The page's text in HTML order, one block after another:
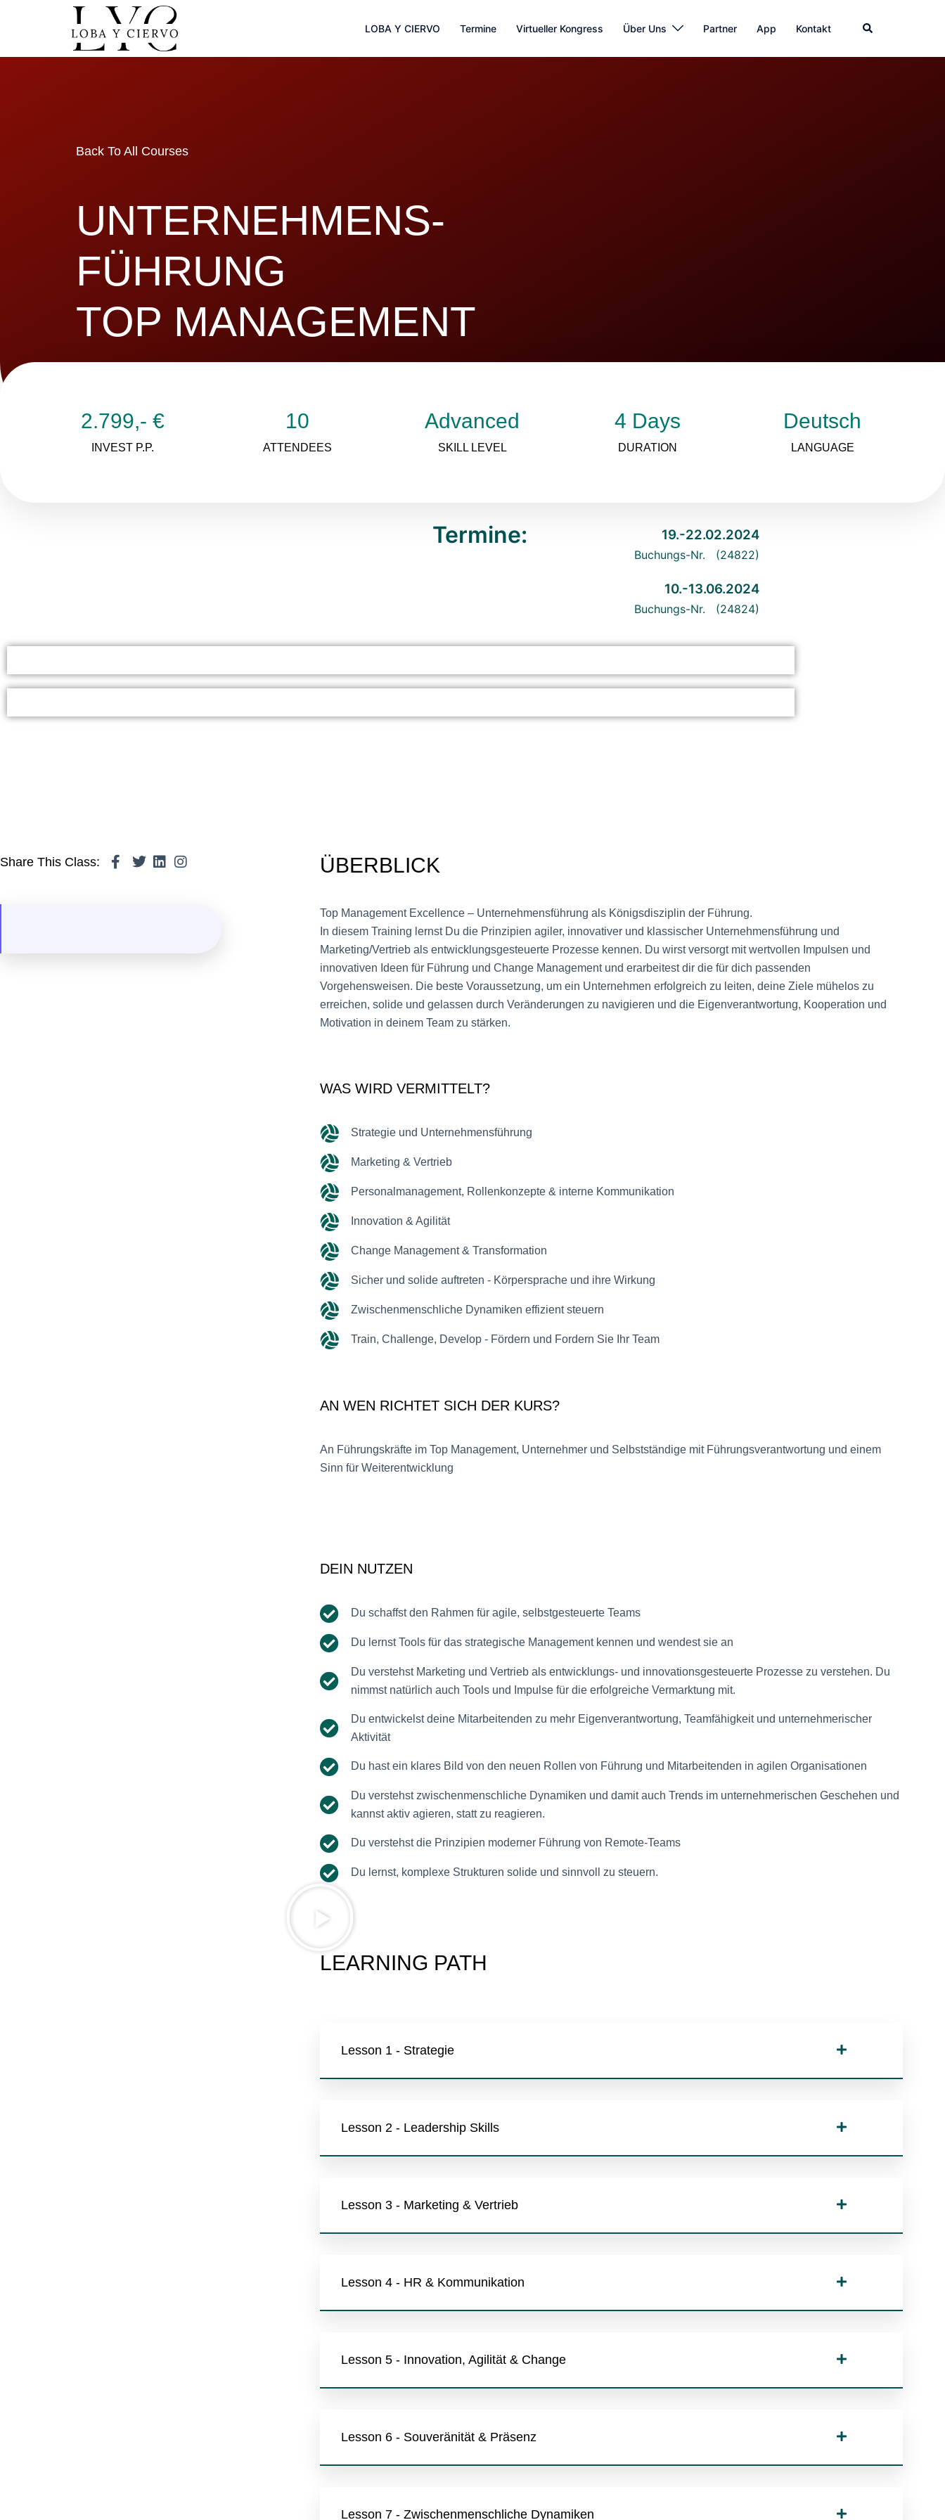
LOBA Y CIERVO Termine Virtueller Kongress Über Uns Partner App Kontakt
Back To All Courses
UNTERNEHMENS-
FÜHRUNG
TOP MANAGEMENT
2.799,- €
INVEST P.P.
10
ATTENDEES
Advanced
SKILL LEVEL
4 Days
DURATION
Deutsch
LANGUAGE
Termine: 19.-22.02.2024
Buchungs-Nr. (24822)
10.-13.06.2024
Buchungs-Nr. (24824)
Share This Class: ÜBERBLICK
Top Management Excellence – Unternehmensführung als Königsdisziplin der Führung.
In diesem Training lernst Du die Prinzipien agiler, innovativer und klassischer Unternehmensführung und
Marketing/Vertrieb als entwicklungsgesteuerte Prozesse kennen. Du wirst versorgt mit wertvollen Impulsen und
innovativen Ideen für Führung und Change Management und erarbeitest dir die für dich passenden
Vorgehensweisen. Die beste Voraussetzung, um ein Unternehmen erfolgreich zu leiten, deine Ziele mühelos zu
erreichen, solide und gelassen durch Veränderungen zu navigieren und die Eigenverantwortung, Kooperation und
Motivation in deinem Team zu stärken.
WAS WIRD VERMITTELT?
Strategie und Unternehmensführung
Marketing & Vertrieb
Personalmanagement, Rollenkonzepte & interne Kommunikation
Innovation & Agilität
Change Management & Transformation
Sicher und solide auftreten - Körpersprache und ihre Wirkung
Zwischenmenschliche Dynamiken effizient steuern
Train, Challenge, Develop - Fördern und Fordern Sie Ihr Team
AN WEN RICHTET SICH DER KURS?
An Führungskräfte im Top Management, Unternehmer und Selbstständige mit Führungsverantwortung und einem
Sinn für Weiterentwicklung
DEIN NUTZEN
Du schaffst den Rahmen für agile, selbstgesteuerte Teams
Du lernst Tools für das strategische Management kennen und wendest sie an
Du verstehst Marketing und Vertrieb als entwicklungs- und innovationsgesteuerte Prozesse zu verstehen. Du
nimmst natürlich auch Tools und Impulse für die erfolgreiche Vermarktung mit.
Du entwickelst deine Mitarbeitenden zu mehr Eigenverantwortung, Teamfähigkeit und unternehmerischer
Aktivität
Du hast ein klares Bild von den neuen Rollen von Führung und Mitarbeitenden in agilen Organisationen
Du verstehst zwischenmenschliche Dynamiken und damit auch Trends im unternehmerischen Geschehen und
kannst aktiv agieren, statt zu reagieren.
Du verstehst die Prinzipien moderner Führung von Remote-Teams
Du lernst, komplexe Strukturen solide und sinnvoll zu steuern.
LEARNING PATH
Lesson 1 - Strategie
Lesson 2 - Leadership Skills
Lesson 3 - Marketing & Vertrieb
Lesson 4 - HR & Kommunikation
Lesson 5 - Innovation, Agilität & Change
Lesson 6 - Souveränität & Präsenz
Lesson 7 - Zwischenmenschliche Dynamiken